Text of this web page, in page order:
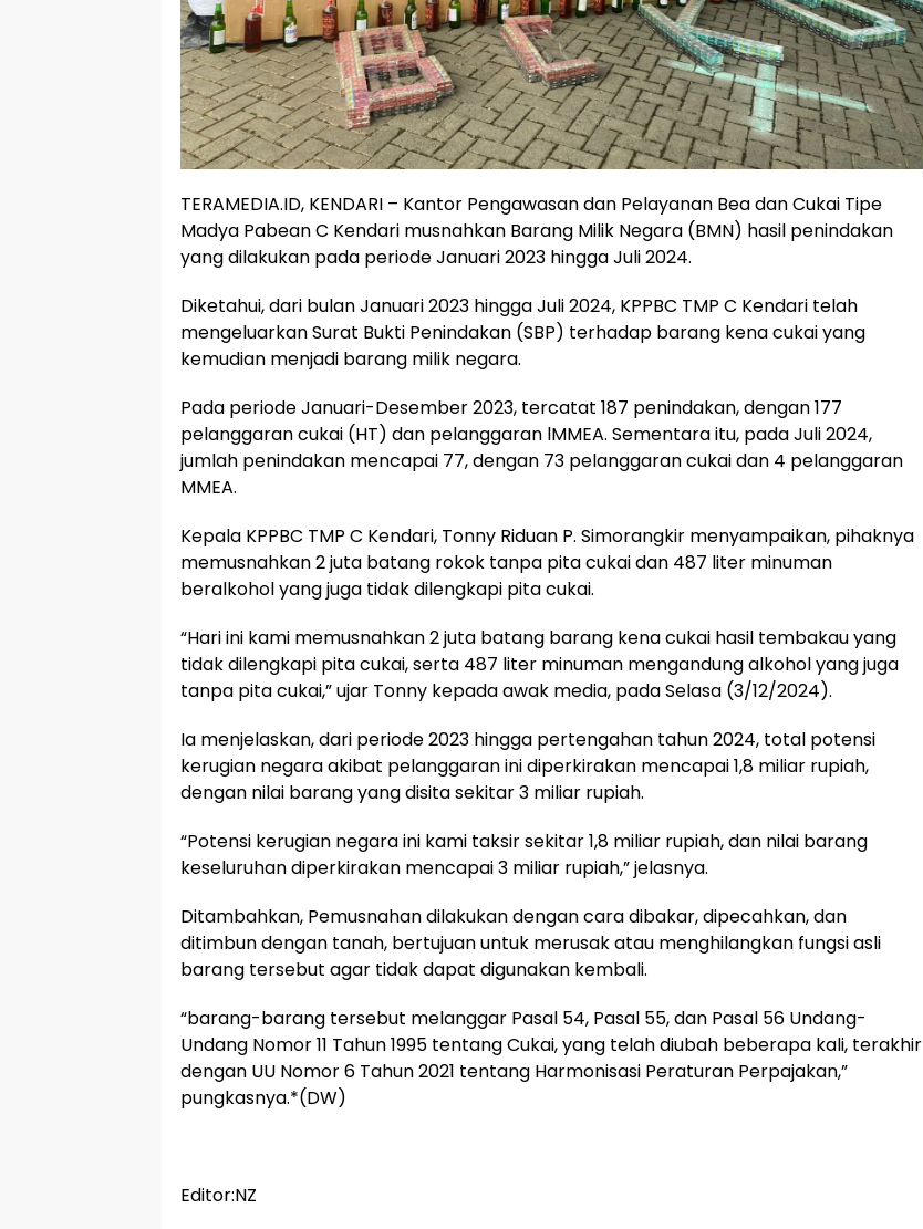
TERAMEDIA.ID, KENDARI – Kantor Pengawasan dan Pelayanan Bea dan Cukai Tipe
Madya Pabean C Kendari musnahkan Barang Milik Negara (BMN) hasil penindakan
yang dilakukan pada periode Januari 2023 hingga Juli 2024.
Diketahui, dari bulan Januari 2023 hingga Juli 2024, KPPBC TMP C Kendari telah
mengeluarkan Surat Bukti Penindakan (SBP) terhadap barang kena cukai yang
kemudian menjadi barang milik negara.
Pada periode Januari-Desember 2023, tercatat 187 penindakan, dengan 177
pelanggaran cukai (HT) dan pelanggaran lMMEA. Sementara itu, pada Juli 2024,
jumlah penindakan mencapai 77, dengan 73 pelanggaran cukai dan 4 pelanggaran
MMEA.
Kepala KPPBC TMP C Kendari, Tonny Riduan P. Simorangkir menyampaikan, pihaknya
memusnahkan 2 juta batang rokok tanpa pita cukai dan 487 liter minuman
beralkohol yang juga tidak dilengkapi pita cukai.
“Hari ini kami memusnahkan 2 juta batang barang kena cukai hasil tembakau yang
tidak dilengkapi pita cukai, serta 487 liter minuman mengandung alkohol yang juga
tanpa pita cukai,” ujar Tonny kepada awak media, pada Selasa (3/12/2024).
Ia menjelaskan, dari periode 2023 hingga pertengahan tahun 2024, total potensi
kerugian negara akibat pelanggaran ini diperkirakan mencapai 1,8 miliar rupiah,
dengan nilai barang yang disita sekitar 3 miliar rupiah.
“Potensi kerugian negara ini kami taksir sekitar 1,8 miliar rupiah, dan nilai barang
keseluruhan diperkirakan mencapai 3 miliar rupiah,” jelasnya.
Ditambahkan, Pemusnahan dilakukan dengan cara dibakar, dipecahkan, dan
ditimbun dengan tanah, bertujuan untuk merusak atau menghilangkan fungsi asli
barang tersebut agar tidak dapat digunakan kembali.
“barang-barang tersebut melanggar Pasal 54, Pasal 55, dan Pasal 56 Undang-
Undang Nomor 11 Tahun 1995 tentang Cukai, yang telah diubah beberapa kali, terakhir
dengan UU Nomor 6 Tahun 2021 tentang Harmonisasi Peraturan Perpajakan,”
pungkasnya.*(DW)
Editor:NZ